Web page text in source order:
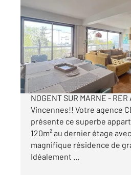
120,07 m
Ref : 1546
Appartement F5 à
799 000 €
Appartement familial à
NOGENT SUR MARNE -
Vincennes!! Votre agence
présente ce superbe
120m² au dernier étage
magnifique résidence de
Idéalement ...